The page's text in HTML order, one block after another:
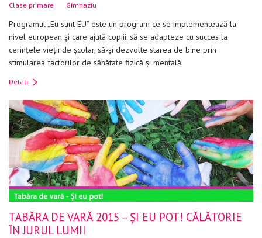
Clase primare Gimnaziu
Programul „Eu sunt EU” este un program ce se implementează la
nivel european şi care ajută copiii: să se adapteze cu succes la
cerinţele vieţii de şcolar, să-şi dezvolte starea de bine prin
stimularea factorilor de sănătate fizică şi mentală.
Detalii
TABĂRA DE VARĂ 2015 – ȘI EU POT! CĂLĂTORIE
ÎN JURUL LUMII